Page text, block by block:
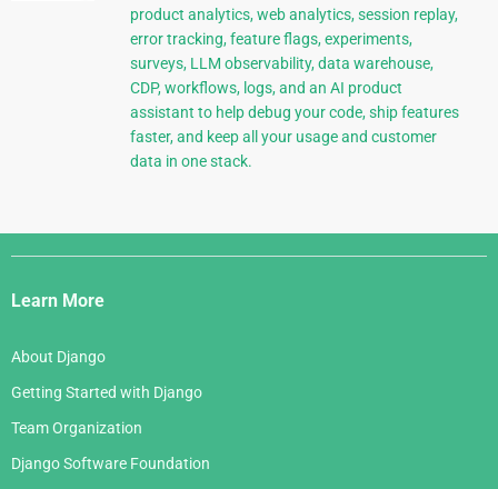
product analytics, web analytics, session replay,
error tracking, feature flags, experiments,
surveys, LLM observability, data warehouse,
CDP, workflows, logs, and an AI product
assistant to help debug your code, ship features
faster, and keep all your usage and customer
data in one stack.
Django
Links
Learn More
About Django
Getting Started with Django
Team Organization
Django Software Foundation